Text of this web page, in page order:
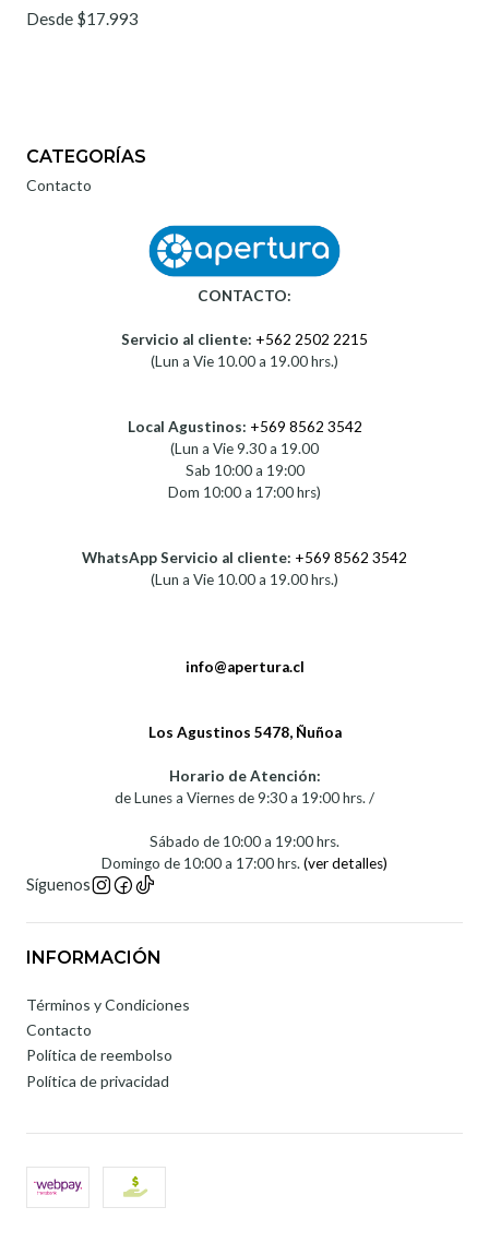
Desde $17.993
CATEGORÍAS
Contacto
CONTACTO:
Servicio al cliente: +562 2502 2215
(Lun a Vie 10.00 a 19.00 hrs.)
Local Agustinos: +569 8562 3542
(Lun a Vie 9.30 a 19.00
Sab 10:00 a 19:00
Dom 10:00 a 17:00 hrs)
WhatsApp Servicio al cliente: +569 8562 3542
(Lun a Vie 10.00 a 19.00 hrs.)
info@apertura.cl
Los Agustinos 5478, Ñuñoa
Horario de Atención:
de Lunes a Viernes de 9:30 a 19:00 hrs. /
Sábado de 10:00 a 19:00 hrs.
Domingo de 10:00 a 17:00 hrs.(ver detalles)
Síguenos
INFORMACIÓN
Términos y Condiciones
Contacto
Política de reembolso
Política de privacidad